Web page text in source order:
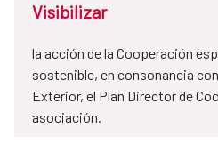
Visibilizar
la acción de la Cooperación
sostenible, en consonancia
Exterior, el Plan Director de
asociación.